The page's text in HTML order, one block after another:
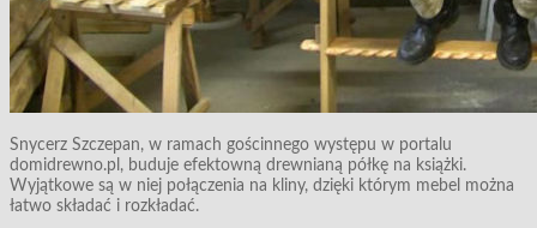
Snycerz Szczepan, w ramach gościnnego występu w portalu
domidrewno.pl, buduje efektowną drewnianą półkę na książki.
Wyjątkowe są w niej połączenia na kliny, dzięki którym mebel można
łatwo składać i rozkładać.